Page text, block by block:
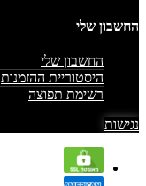
החשבון שלי
החשבון שלי
היסטוריית ההזמנות
רשימת תפוצה
נגישות